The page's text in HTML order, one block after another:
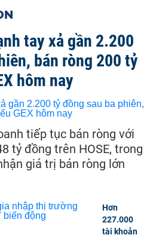
tay xả gần 2.200
bán ròng 200 tỷ
hôm nay
tiếp tục bán ròng với
tỷ đồng trên HOSE, trong
giá trị bán ròng lớn
Hơn
227.000
tài khoản